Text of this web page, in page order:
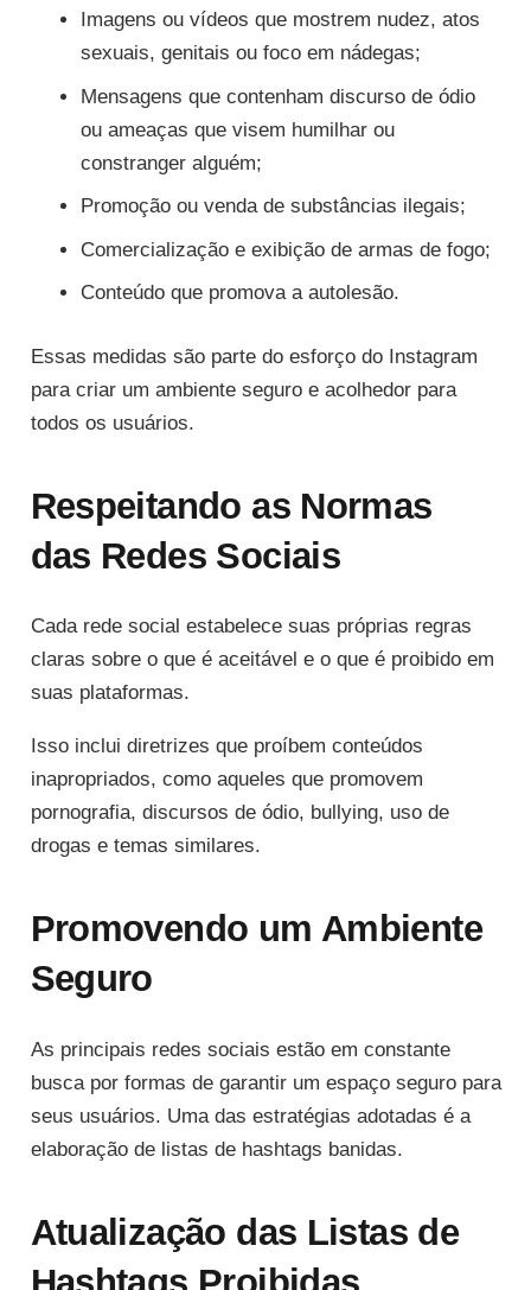
Imagens ou vídeos que mostrem nudez, atos
sexuais, genitais ou foco em nádegas;
Mensagens que contenham discurso de ódio
ou ameaças que visem humilhar ou
constranger alguém;
Promoção ou venda de substâncias ilegais;
Comercialização e exibição de armas de fogo;
Conteúdo que promova a autolesão.
Essas medidas são parte do esforço do Instagram
para criar um ambiente seguro e acolhedor para
todos os usuários.
Respeitando as Normas
das Redes Sociais
Cada rede social estabelece suas próprias regras
claras sobre o que é aceitável e o que é proibido em
suas plataformas.
Isso inclui diretrizes que proíbem conteúdos
inapropriados, como aqueles que promovem
pornografia, discursos de ódio, bullying, uso de
drogas e temas similares.
Promovendo um Ambiente
Seguro
As principais redes sociais estão em constante
busca por formas de garantir um espaço seguro para
seus usuários. Uma das estratégias adotadas é a
elaboração de listas de hashtags banidas.
Atualização das Listas de
Hashtags Proibidas